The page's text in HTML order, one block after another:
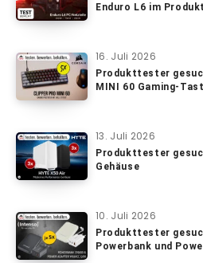
Enduro L6 im
16. Juli 2026
Produkttester
MINI 60 Gaming-
13. Juli 2026
Produkttester
Gehäuse
10. Juli 2026
Produkttester
Powerbank und